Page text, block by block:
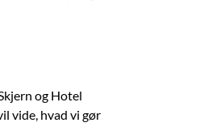
og Hotel
vide, hvad vi gør